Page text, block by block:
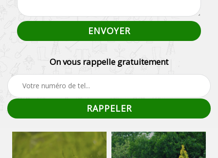
On vous rappelle gratuitement